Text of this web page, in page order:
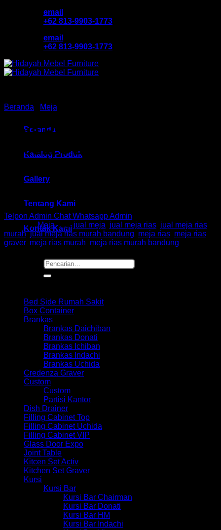
email
+62 813-9903-1773
email
+62 813-9903-1773
Beranda
Katalog Produk
Gallery
Tentang Kami
Kontak Kami
Pencarian
untuk:
Beranda Meja
Meja Rias Grav Agusto HM
MR 2226 Bandung
2,272,900
Telpon Admin Chat Whatsapp Admin
Kategori:Meja Tag: jual meja jual meja rias jual meja rias
murah,jual meja rias murah bandung meja rias meja rias
graver, meja rias murah meja rias murah bandung
Bed Side Rumah Sakit
Box Container
Brankas
Brankas Daichiban
Brankas Donati
Brankas Ichiban
Brankas Indachi
Brankas Uchida
Credenza Graver
Custom
Custom
Partisi Kantor
Dish Drainer
Filling Cabinet Top
Filling Cabinet Uchida
Filling Cabinet VIP
Glass Door Expo
Joint Table
Kitcen Set Activ
Kitchen Set Graver
Kursi
Kursi Bar
Kursi Bar Chairman
Kursi Bar Donati
Kursi Bar HM
Kursi Bar Indachi